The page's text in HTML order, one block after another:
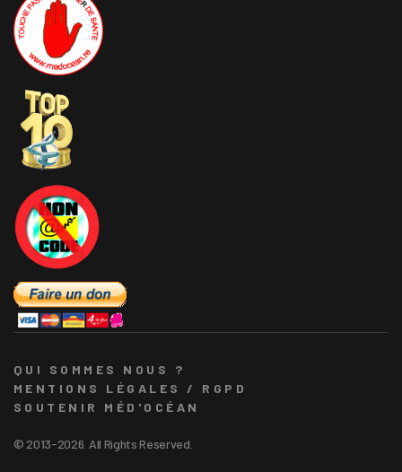
QUI SOMMES NOUS ?
MENTIONS LÉGALES / RGPD
SOUTENIR MÉD'OCÉAN
© 2013-2026. All Rights Reserved.